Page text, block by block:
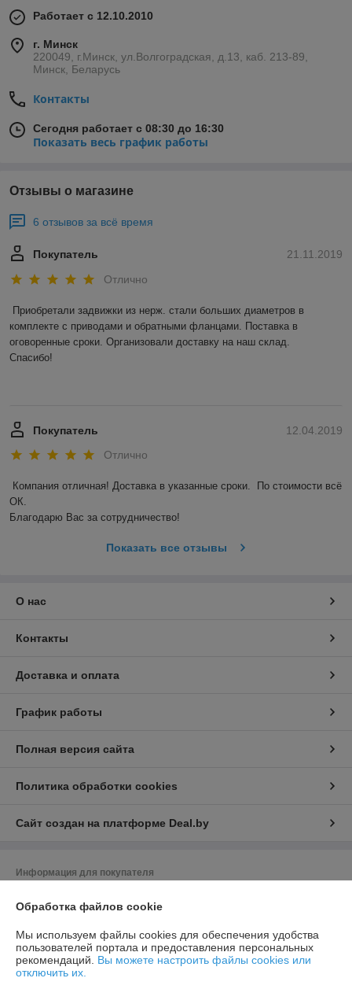
Работает с 12.10.2010
г. Минск
220049, г.Минск, ул.Волгоградская, д.13, каб. 213-89,
Минск, Беларусь
Контакты
Сегодня работает с 08:30 до 16:30
Показать весь график работы
Отзывы о магазине
6 отзывов за всё время
21.11.2019
Покупатель
Отлично
Приобретали задвижки из нерж. стали больших диаметров в
комплекте с приводами и обратными фланцами. Поставка в
оговоренные сроки. Организовали доставку на наш склад.
Спасибо!
12.04.2019
Покупатель
Отлично
Компания отличная! Доставка в указанные сроки.  По стоимости всё
ОК.
Благодарю Вас за сотрудничество!
Показать все отзывы
О нас
Контакты
Доставка и оплата
График работы
Полная версия сайта
Политика обработки cookies
Сайт создан на платформе Deal.by
Информация для покупателя
«Баел Крафт»
213-89
Регистрационный номер ЕГР: 193380526
Обработка файлов cookie
Мы используем файлы cookies для обеспечения удобства
пользователей портала и предоставления персональных
рекомендаций. Вы можете настроить файлы cookies или
отключить их.